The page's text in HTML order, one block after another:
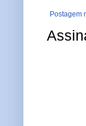
Postagem